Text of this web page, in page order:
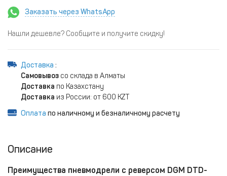
Заказать через WhatsApp
Нашли дешевле? Сообщите и получите скидку!
Доставка :
Самовывоз со склада в Алматы
Доставка по Казахстану
Доставка из России: от 600 KZT
Оплата по наличному и безналичному расчету
Описание
Преимущества пневмодрели с реверсом DGM DTD-